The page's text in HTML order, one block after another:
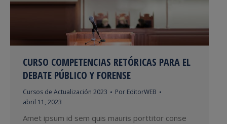
CURSO COMPETENCIAS RETÓRICAS PARA EL
DEBATE PÚBLICO Y FORENSE
Cursos de Actualización 2023 Por EditorWEB
abril 11, 2023
Amet ipsum id sem quis mauris porttitor conse